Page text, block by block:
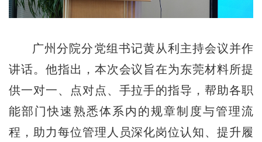
广州分院分党组书记黄从利主持会议并作
讲话。他指出，本次会议旨在为东莞材料所提
供一对一、点对点、手拉手的指导，帮助各职
能部门快速熟悉体系内的规章制度与管理流
程，助力每位管理人员深化岗位认知、提升履